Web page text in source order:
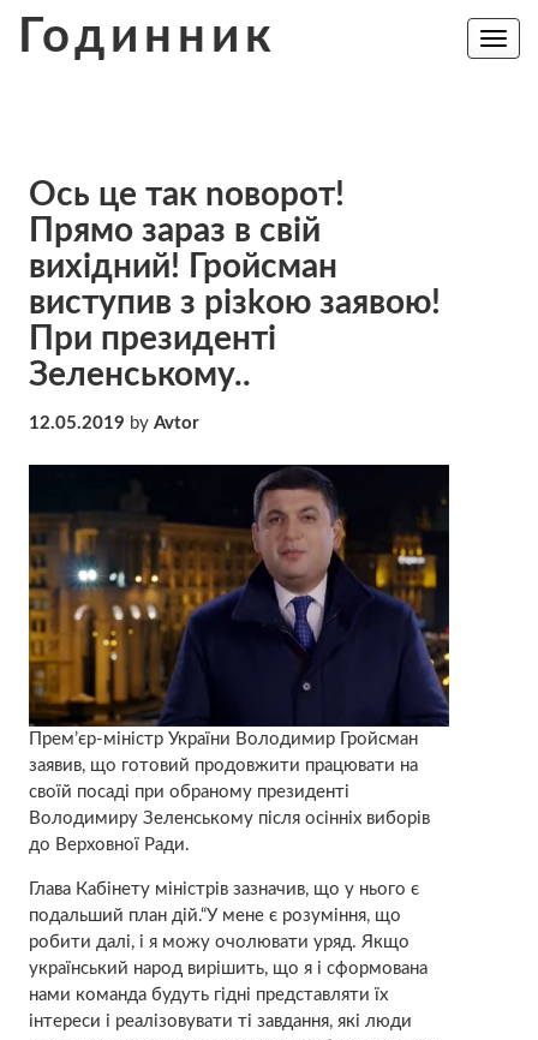
Годинник
Toggle
Ось це так nоворот!
Прямо зараз в свій
вихідний! Гройсман
виступив з різkою заявою!
При президенті
Зеленському..
12.05.2019 by Avtor
Прем’єр-міністр України Володимир Гройсман
заявив, що готовий продовжити працювати на
своїй посаді при обраному президенті
Володимиру Зеленському після осінніх виборів
до Верховної Ради.
Глава Кабінету міністрів зазначив, що у нього є
подальший план дій.“У мене є розуміння, що
робити далі, і я можу очолювати уряд. Якщо
український народ вирішить, що я і сформована
нами команда будуть гідні представляти їх
інтереси і реалізовувати ті завдання, які люди